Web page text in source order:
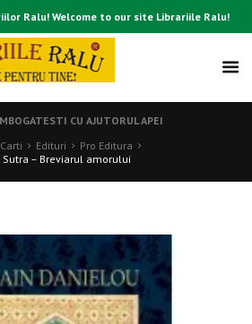
Ralu! Welcome to our site Librariile Ralu!
CU AJUTORUL APEI
Carti Edituri
Pro Editura
Sutra – Breviarul amorului